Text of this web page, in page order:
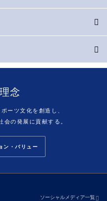
念
ーツ文化を創造し、
会の発展に貢献する。
ン・バリュー
ソーシャルメディア一覧